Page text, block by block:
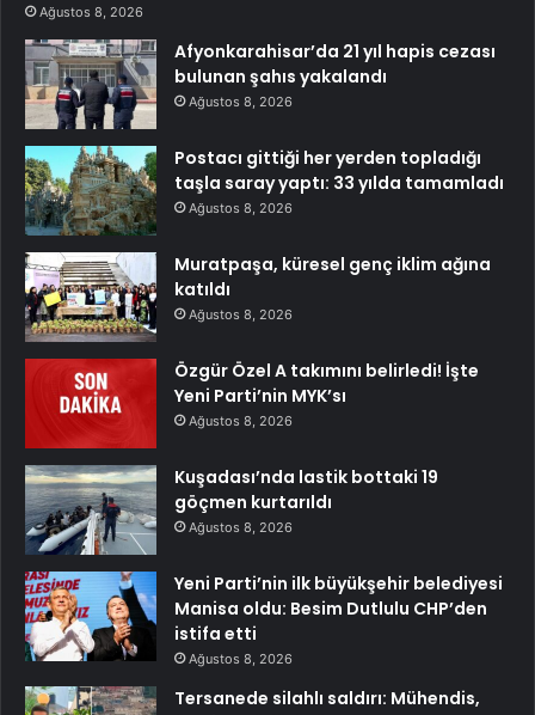
Ağustos 8, 2026
Afyonkarahisar’da 21 yıl hapis cezası
bulunan şahıs yakalandı
Ağustos 8, 2026
Postacı gittiği her yerden topladığı
taşla saray yaptı: 33 yılda tamamladı
Ağustos 8, 2026
Muratpaşa, küresel genç iklim ağına
katıldı
Ağustos 8, 2026
Özgür Özel A takımını belirledi! İşte
Yeni Parti’nin MYK’sı
Ağustos 8, 2026
Kuşadası’nda lastik bottaki 19
göçmen kurtarıldı
Ağustos 8, 2026
Yeni Parti’nin ilk büyükşehir belediyesi
Manisa oldu: Besim Dutlulu CHP’den
istifa etti
Ağustos 8, 2026
Tersanede silahlı saldırı: Mühendis,